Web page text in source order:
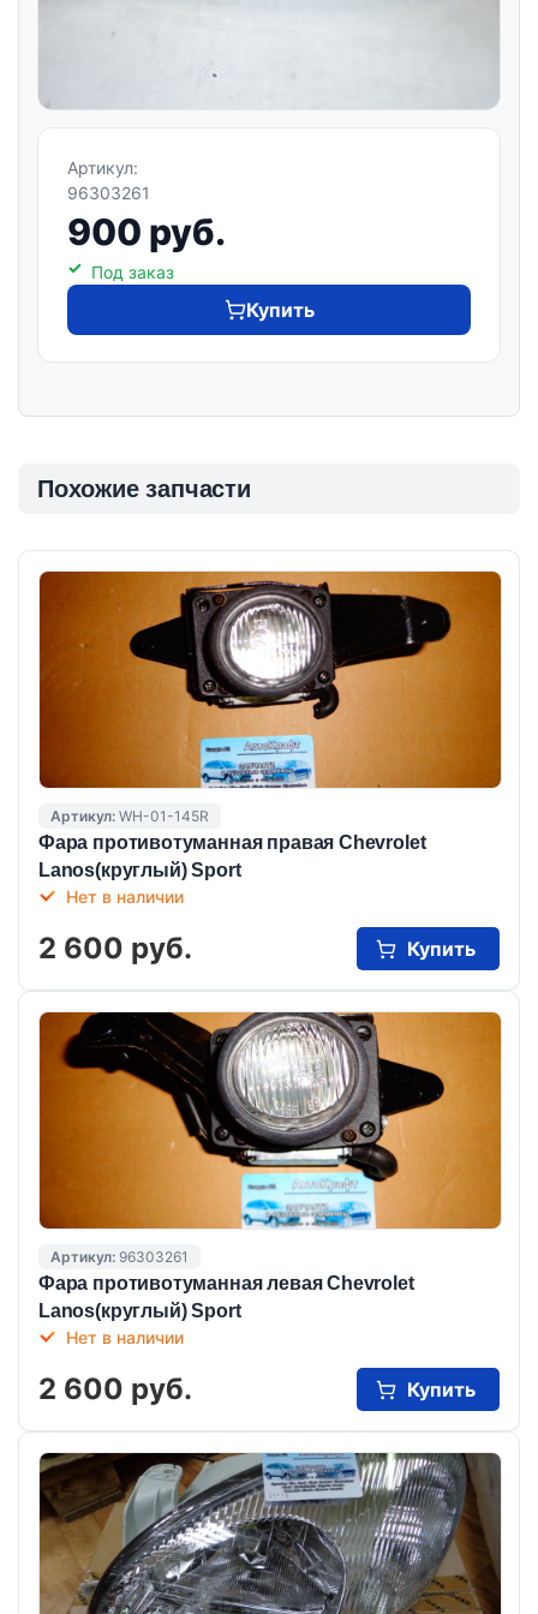
Артикул:
96303261
900 руб.
Под заказ
Купить
Похожие запчасти
Артикул: WH-01-145R
Фара противотуманная правая Chevrolet
Lanos(круглый) Sport
Нет в наличии
2 600 руб. Купить
Артикул: 96303261
Фара противотуманная левая Chevrolet
Lanos(круглый) Sport
Нет в наличии
2 600 руб. Купить